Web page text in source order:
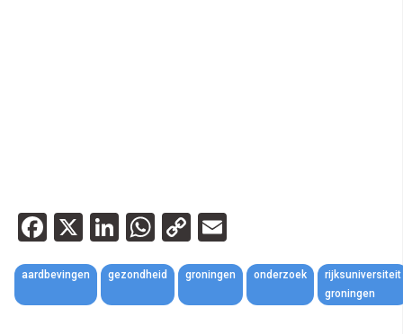
Facebook
X LinkedIn
WhatsApp
Copy
Link
aardbevingen gezondheid groningen onderzoek
rijksuniversiteit
groningen